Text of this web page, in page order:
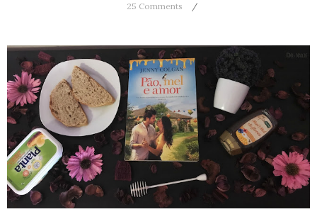
25 Comments